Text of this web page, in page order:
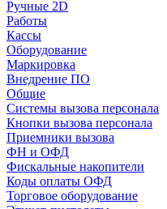
Ручные 2D
Работы
Кассы
Оборудование
Маркировка
Внедрение ПО
Общие
Системы вызова персонала
Кнопки вызова персонала
Приемники вызова
ФН и ОФД
Фискальные накопители
Коды оплаты ОФД
Торговое оборудование